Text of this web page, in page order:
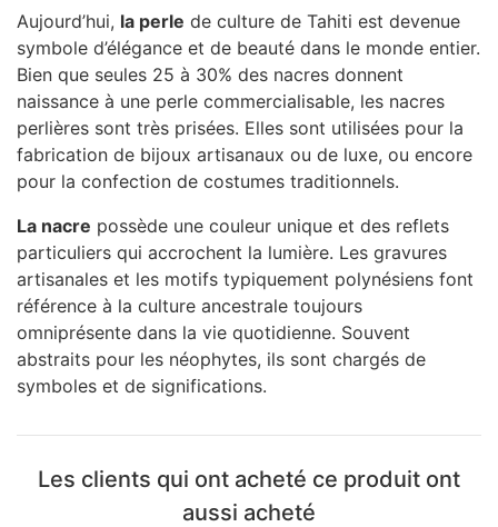
Aujourd’hui, la perle de culture de Tahiti est devenue
symbole d’élégance et de beauté dans le monde entier.
Bien que seules 25 à 30% des nacres donnent
naissance à une perle commercialisable, les nacres
perlières sont très prisées. Elles sont utilisées pour la
fabrication de bijoux artisanaux ou de luxe, ou encore
pour la confection de costumes traditionnels.
La nacre possède une couleur unique et des reflets
particuliers qui accrochent la lumière. Les gravures
artisanales et les motifs typiquement polynésiens font
référence à la culture ancestrale toujours
omniprésente dans la vie quotidienne. Souvent
abstraits pour les néophytes, ils sont chargés de
symboles et de significations.
Les clients qui ont acheté ce produit ont
aussi acheté